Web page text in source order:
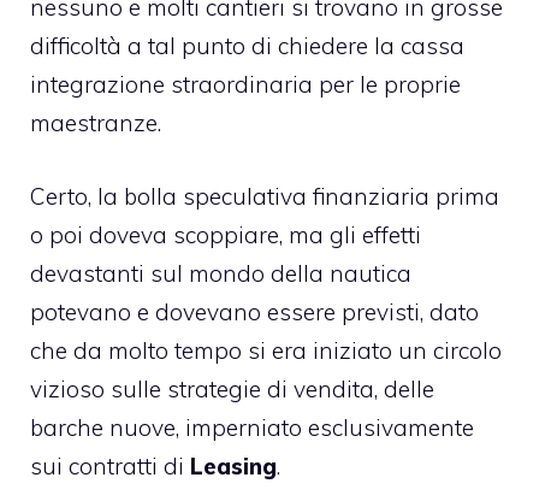
nessuno e molti cantieri si trovano in grosse
difficoltà a tal punto di chiedere la cassa
integrazione straordinaria per le proprie
maestranze.
Certo, la bolla speculativa finanziaria prima
o poi doveva scoppiare, ma gli effetti
devastanti sul mondo della nautica
potevano e dovevano essere previsti, dato
che da molto tempo si era iniziato un circolo
vizioso sulle strategie di vendita, delle
barche nuove, imperniato esclusivamente
sui contratti di Leasing.